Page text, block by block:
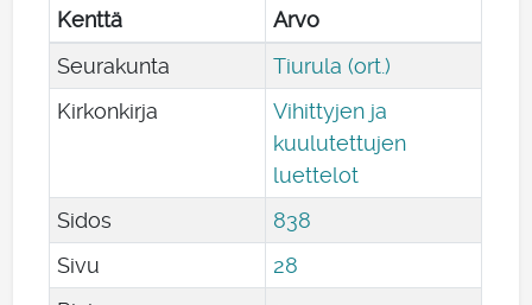
Kenttä
Arvo
Seurakunta
Tiurula (ort.)
Kirkonkirja
Vihittyjen ja
kuulutettujen
luettelot
Sidos
838
Sivu
28